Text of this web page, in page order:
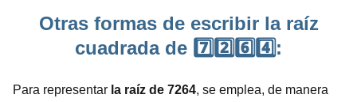
Otras formas de escribir la raíz
cuadrada de 7️⃣2️⃣6️⃣4️⃣:
Para representar la raíz de 7264, se emplea, de manera